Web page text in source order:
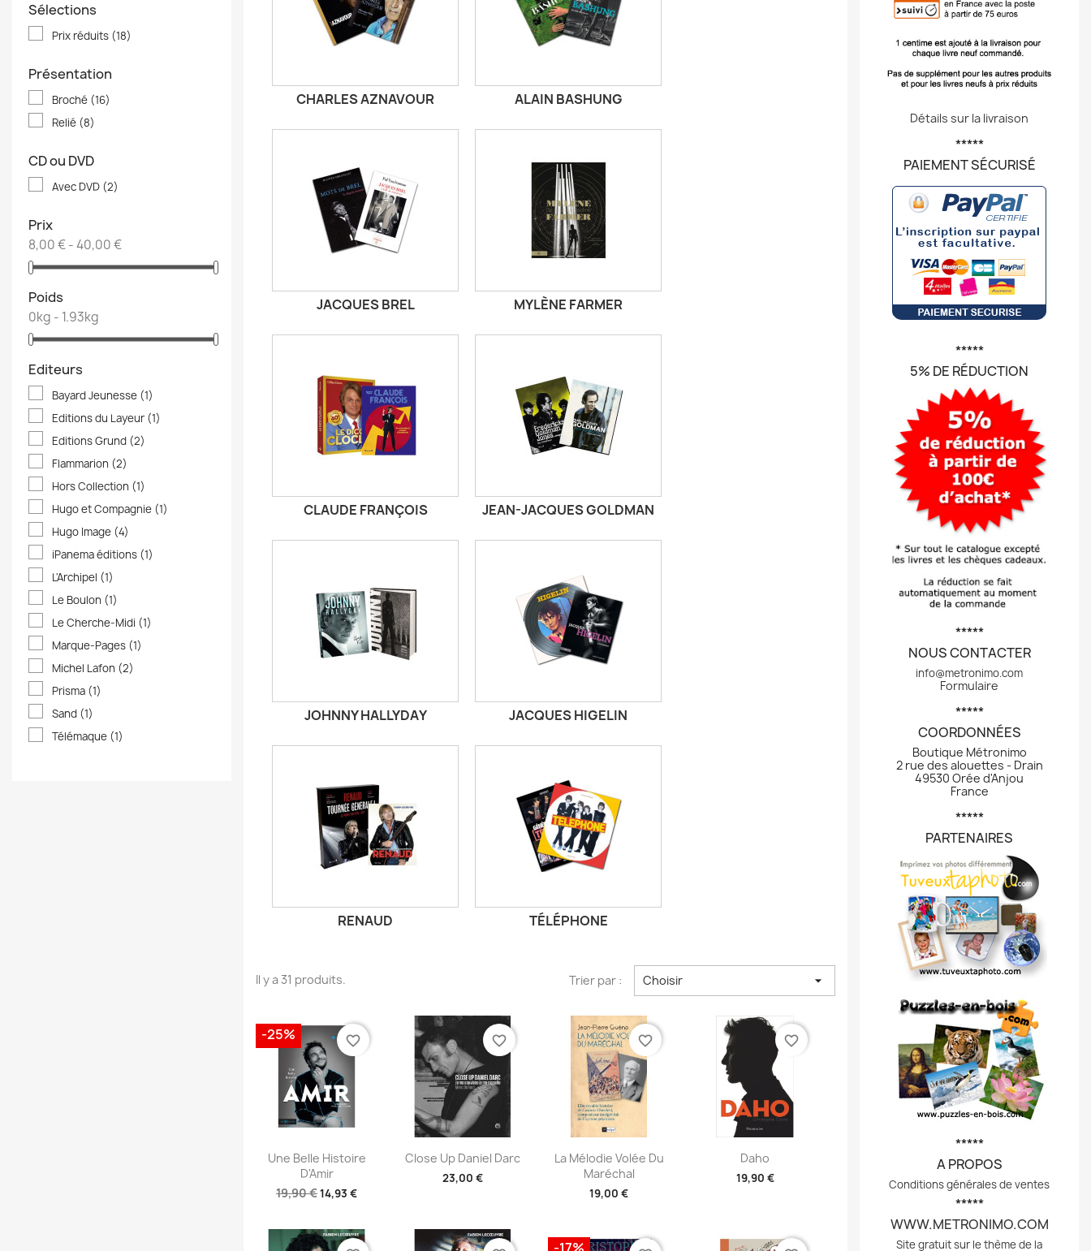
Sélections
Prix réduits (18)
Présentation
Broché (16)
Relié (8)
CD ou DVD
Avec DVD (2)
Prix
8,00 € - 40,00 €
Poids
0kg - 1.93kg
Editeurs
Bayard Jeunesse (1)
Editions du Layeur (1)
Editions Grund (2)
Flammarion (2)
Hors Collection (1)
Hugo et Compagnie (1)
Hugo Image (4)
iPanema éditions (1)
L'Archipel (1)
Le Boulon (1)
Le Cherche-Midi (1)
Marque-Pages (1)
Michel Lafon (2)
Prisma (1)
Sand (1)
Télémaque (1)
CHARLES AZNAVOUR ALAIN BASHUNG
JACQUES BREL MYLÈNE FARMER
CLAUDE FRANÇOIS JEAN-JACQUES GOLDMAN
JOHNNY HALLYDAY JACQUES HIGELIN
RENAUD TÉLÉPHONE
Il y a 31 produits. Trier par : Choisir 
Aperçu rapide
Une Belle Histoire
D'Amir
19,90 €14,93 €
-25% favorite_border
Aperçu rapide
Close Up Daniel Darc
23,00 €
favorite_border
Aperçu rapide
La Mélodie Volée Du
Maréchal
19,00 €
favorite_border
Aperçu rapide
Daho
19,90 €
favorite_border
Détails sur la livraison
*****
PAIEMENT SÉCURISÉ
*****
5% DE RÉDUCTION
*****
NOUS CONTACTER
info@metronimo.com
Formulaire
*****
COORDONNÉES
Boutique Métronimo
2 rue des alouettes - Drain
49530 Orée d'Anjou
France
*****
PARTENAIRES
*****
A PROPOS
Conditions générales de ventes
*****
WWW.METRONIMO.COM
Site gratuit sur le thème de la